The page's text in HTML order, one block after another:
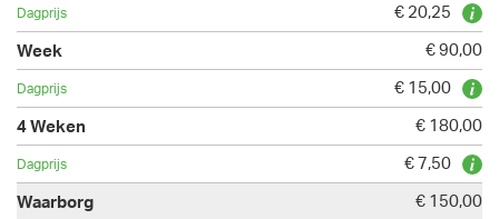
€ 20,25
€ 90,00
€ 15,00
€ 180,00
€ 7,50
€ 150,00